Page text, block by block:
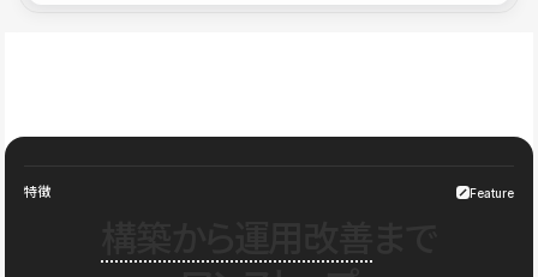
特徴 Feature